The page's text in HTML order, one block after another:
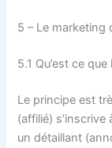
5 – Le marketing
5.1 Qu’est ce
Le principe est
(affilié)
un détaillant